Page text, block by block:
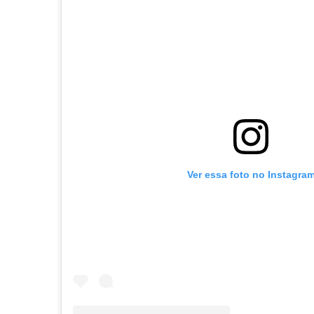
Ver essa foto no